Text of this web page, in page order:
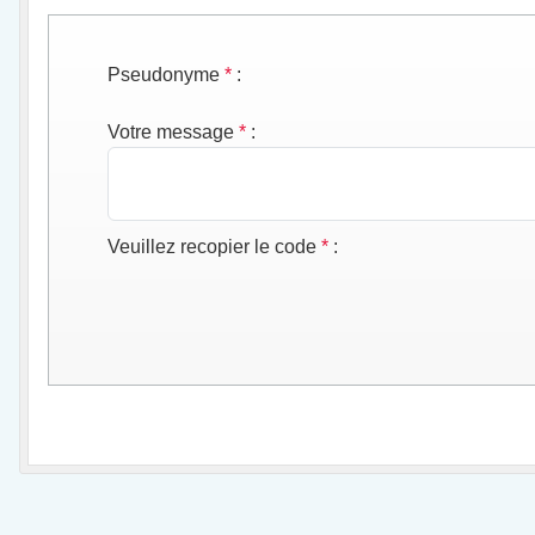
Pseudonyme * :
Votre message * :
Veuillez recopier le code * :